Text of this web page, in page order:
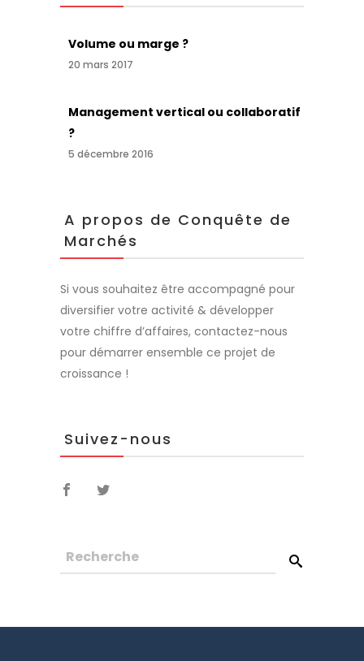
Volume ou marge ?
20 mars 2017
Management vertical ou collaboratif
?
5 décembre 2016
A propos de Conquête de
Marchés
Si vous souhaitez être accompagné pour
diversifier votre activité & développer
votre chiffre d’affaires, contactez-nous
pour démarrer ensemble ce projet de
croissance !
Suivez-nous